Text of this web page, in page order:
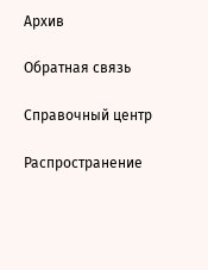
Архив
Обратная связь
Справочный центр
Распространение